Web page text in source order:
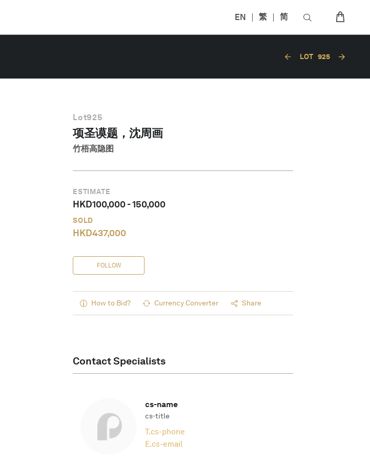
EN 繁 简
LOT 925
Lot925
项圣谟题，沈周画
竹梧高隐图
ESTIMATE
HKD100,000-150,000
SOLD
HKD437,000
FOLLOW
How to Bid? Currency Converter Share
Contact Specialists
cs-name
cs-title
T.cs-phone
E.cs-email